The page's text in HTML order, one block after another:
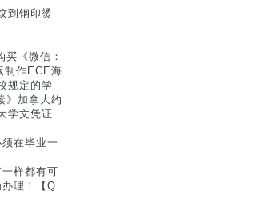
到钢印烫
《微信：
制作ECE海
规定的学
》加拿大约
学文凭证
在毕业一
样都有可
理！【Q